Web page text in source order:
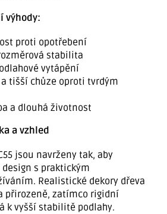
výhody:
proti opotřebení
stabilita
vytápění
tišší chůze oproti tvrdým
a dlouhá životnost
a vzhled
jsou navrženy tak, aby
s praktickým
Realistické dekory dřeva
přirozeně, zatímco rigidní
k vyšší stabilitě podlahy.